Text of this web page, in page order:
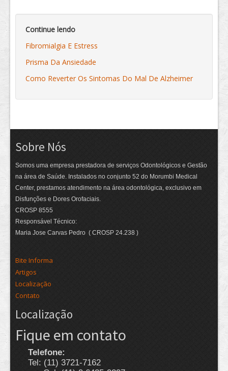
Continue lendo
Fibromialgia E Estress
Prisma Da Ansiedade
Como Reverter Os Sintomas Do Mal De Alzheimer
Sobre Nós
Somos uma empresa prestadora de serviços Odontológicos e Gestão
na área de Saúde. Instalados no conjunto 52 do Morumbi Medical
Center, prestamos atendimento na área odontológica, exclusivo em
Disfunções e Dores Orofaciais.
CROSP 8555
Responsável Técnico:
Maria Jose Carvas Pedro ( CROSP 24.238 )
Bite Informa
Artigos
Localização
Contato
Localização
Fique em contato
Telefone:
Tel: (11) 3721-7162